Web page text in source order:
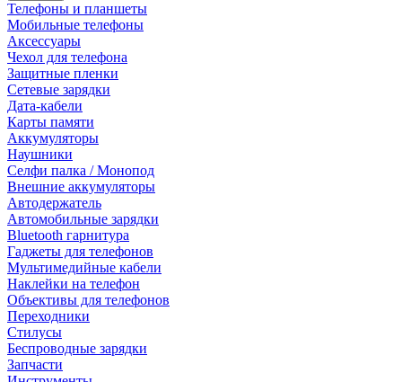
Телефоны и планшеты
Мобильные телефоны
Аксессуары
Чехол для телефона
Защитные пленки
Сетевые зарядки
Дата-кабели
Карты памяти
Аккумуляторы
Наушники
Селфи палка / Монопод
Внешние аккумуляторы
Автодержатель
Автомобильные зарядки
Bluetooth гарнитура
Гаджеты для телефонов
Мультимедийные кабели
Наклейки на телефон
Объективы для телефонов
Переходники
Стилусы
Беспроводные зарядки
Запчасти